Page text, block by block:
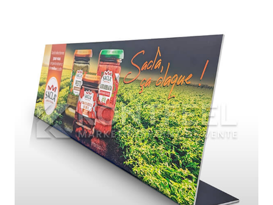
Présentoir sol
Signalétique et linéaire
Découvrez notre signalétique en magasin→
Balisage rayon
Promotion & organisation
Décor îlot, palette & sol